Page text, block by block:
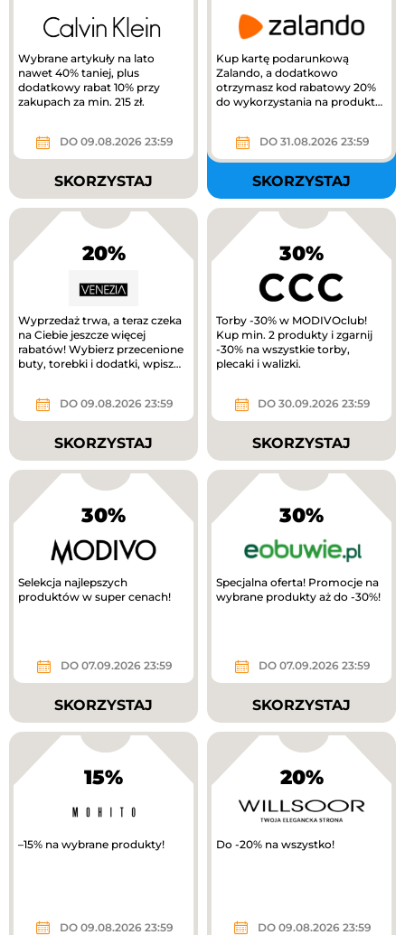
Wybrane artykuły na lato
nawet 40% taniej, plus
dodatkowy rabat 10% przy
zakupach za min. 215 zł.
DO 09.08.2026 23:59
SKORZYSTAJ
Kup kartę podarunkową
Zalando, a dodatkowo
otrzymasz kod rabatowy 20%
do wykorzystania na produkty
DO 31.08.2026 23:59
SKORZYSTAJ
20%
Wyprzedaż trwa, a teraz czeka
na Ciebie jeszcze więcej
rabatów! Wybierz przecenione
buty, torebki i dodatki, wpisz
DO 09.08.2026 23:59
SKORZYSTAJ
30%
Torby -30% w MODIVOclub!
Kup min. 2 produkty i zgarnij
-30% na wszystkie torby,
plecaki i walizki.
DO 30.09.2026 23:59
SKORZYSTAJ
30%
Selekcja najlepszych
produktów w super cenach!
DO 07.09.2026 23:59
SKORZYSTAJ
30%
Specjalna oferta! Promocje na
wybrane produkty aż do -30%!
DO 07.09.2026 23:59
SKORZYSTAJ
15%
–15% na wybrane produkty!
DO 09.08.2026 23:59
20%
Do -20% na wszystko!
DO 09.08.2026 23:59